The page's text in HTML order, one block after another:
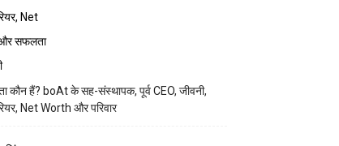
कौन हैं? boAt के सह-संस्थापक, पूर्व CEO, जीवनी,
Net Worth और परिवार